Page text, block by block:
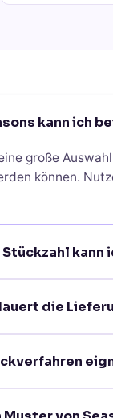
kann ich
große
können.
kann
finden
die
dringende